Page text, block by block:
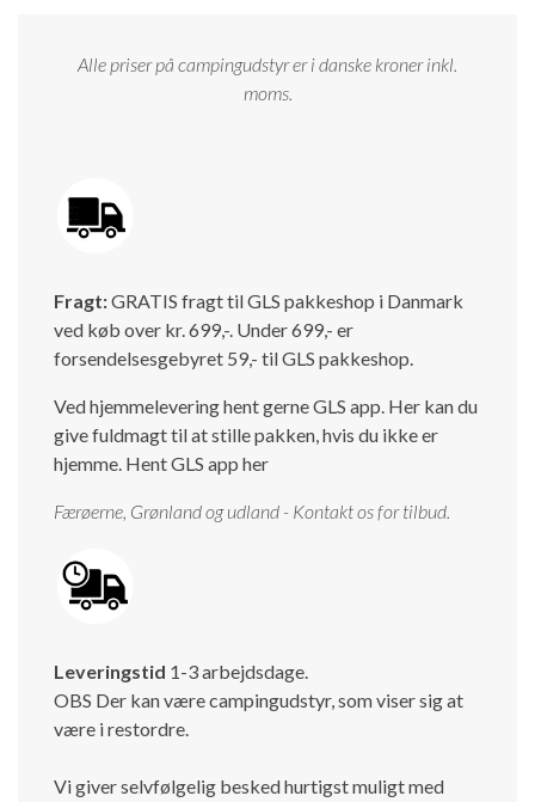
Alle priser på campingudstyr er i danske kroner inkl.
moms.
Fragt:GRATIS fragt til GLS pakkeshop i Danmark
ved køb over kr. 699,-. Under 699,- er
forsendelsesgebyret 59,- til GLS pakkeshop.
Ved hjemmelevering hent gerne GLS app. Her kan du
give fuldmagt til at stille pakken, hvis du ikke er
hjemme. Hent GLS app her
Færøerne, Grønland og udland - Kontakt os for tilbud.
Leveringstid 1-3 arbejdsdage.
OBS Der kan være campingudstyr, som viser sig at
være i restordre.
Vi giver selvfølgelig besked hurtigst muligt med